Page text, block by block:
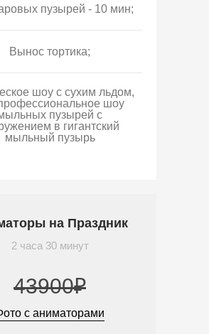
пузырей - 10 мин;
Вынос тортика;
шоу с сухим льдом,
шоу
пузырей с
в гигантский
мыльный пузырь
на Праздник
2 часа 30 минут
43900₽
с аниматорами